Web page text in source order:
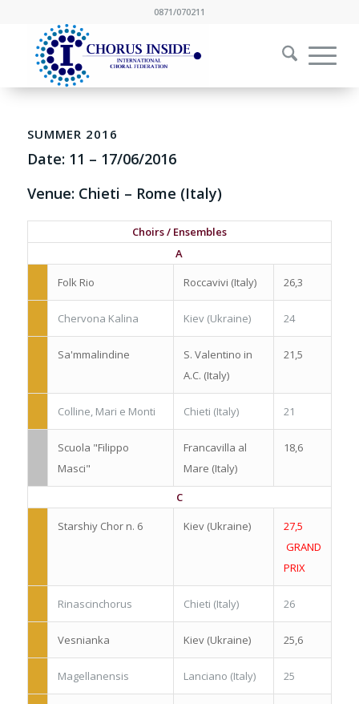
0871/070211
SUMMER 2016
Date: 11 – 17/06/2016
Venue: Chieti – Rome (Italy)
Choirs / Ensembles
A
Folk Rio
Roccavivi (Italy) 26,3
Chervona Kalina Kiev (Ukraine) 24
Sa'mmalindine
S. Valentino in
A.C. (Italy)
21,5
Colline, Mari e Monti Chieti (Italy) 21
Scuola "Filippo
Masci"
Francavilla al
Mare (Italy)
18,6
C
Starshiy Chor n. 6
Kiev (Ukraine)
27,5
GRAND
PRIX
Rinascinchorus Chieti (Italy) 26
Vesnianka Kiev (Ukraine) 25,6
Magellanensis Lanciano (Italy) 25